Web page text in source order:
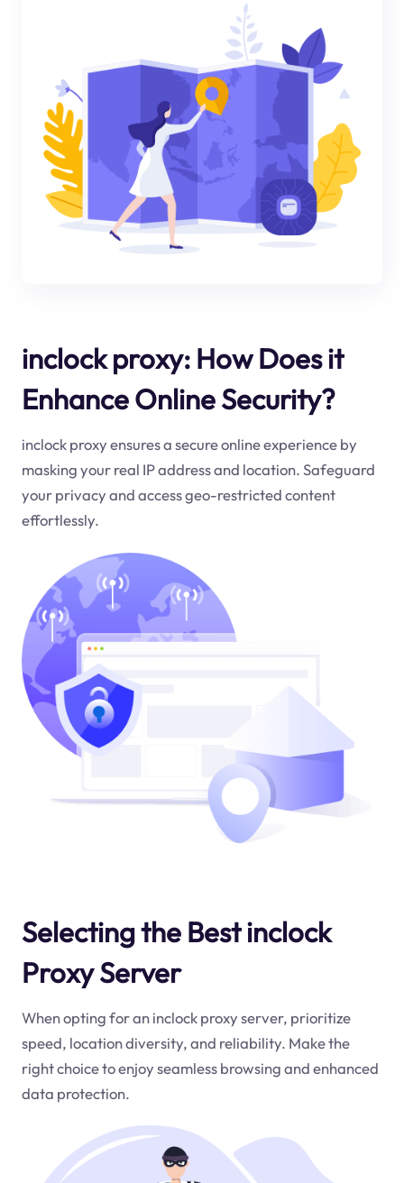
inclock proxy: How Does it
Enhance Online Security?
inclock proxy ensures a secure online experience by
masking your real IP address and location. Safeguard
your privacy and access geo-restricted content
effortlessly.
Selecting the Best inclock
Proxy Server
When opting for an inclock proxy server, prioritize
speed, location diversity, and reliability. Make the
right choice to enjoy seamless browsing and enhanced
data protection.